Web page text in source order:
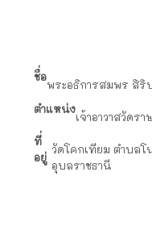
ชื่อ
พระอธิการสมพร สิริ
ตำแหน่ง
เจ้าอาวาสวัดรา
ที่
อยู่
วัดโคกเทียม ตำบล
อุบลราชธานี